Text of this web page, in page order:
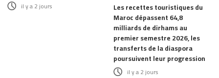
il y a 2 jours
Les recettes touristiques du
Maroc dépassent 64,8
milliards de dirhams au
premier semestre 2026, les
transferts de la diaspora
poursuivent leur progression
il y a 2 jours